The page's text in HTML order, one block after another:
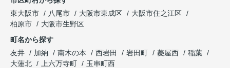
東大阪市
八尾市 大阪市東成区
大阪市住之江区
柏原市
大阪市生野区
町名から探す
友井
加納 南木の本 西岩田 岩田町 菱屋西
稲葉
大蓮北
上六万寺町
玉串町西